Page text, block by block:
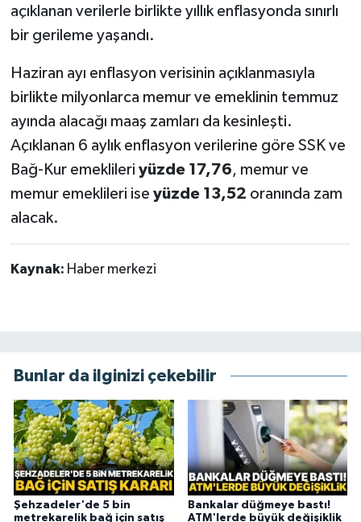
açıklanan verilerle birlikte yıllık enflasyonda sınırlı
bir gerileme yaşandı.
Haziran ayı enflasyon verisinin açıklanmasıyla
birlikte milyonlarca memur ve emeklinin temmuz
ayında alacağı maaş zamları da kesinleşti.
Açıklanan 6 aylık enflasyon verilerine göre SSK ve
Bağ-Kur emeklileri yüzde 17,76, memur ve
memur emeklileri ise yüzde 13,52 oranında zam
alacak.
Kaynak: Haber merkezi
Bunlar da ilginizi çekebilir
Şehzadeler'de 5 bin
metrekarelik bağ için satış
Bankalar düğmeye bastı!
ATM'lerde büyük değişiklik